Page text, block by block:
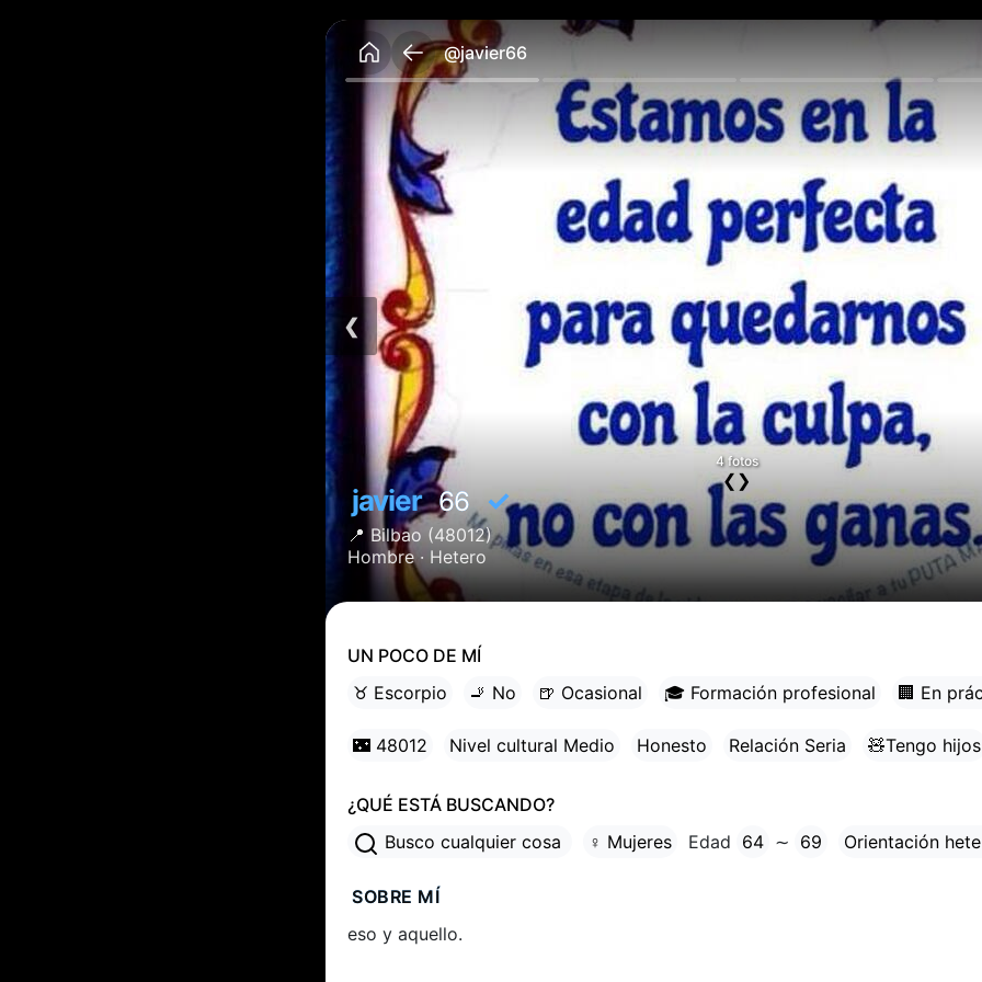
@javier66
javier66✓
📍 Bilbao (48012)
Hombre · Hetero
❮
4 fotos
❮ ❯
UN POCO DE MÍ
♉ Escorpio
🚬 No 🍺 Ocasional 🎓 Formación profesional 🏢 En
🌃 48012 Nivel cultural Medio Honesto Relación Seria 🧸Tengo hijos
¿QUÉ ESTÁ BUSCANDO?
Busco cualquier cosa
♀ Mujeres Edad 64 ∼ 69 Orientación
SOBRE MÍ
eso y aquello.